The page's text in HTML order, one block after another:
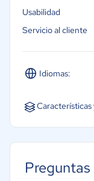
Idiomas:
Inglés
Usabilidad
Servicio al cliente
Creación de